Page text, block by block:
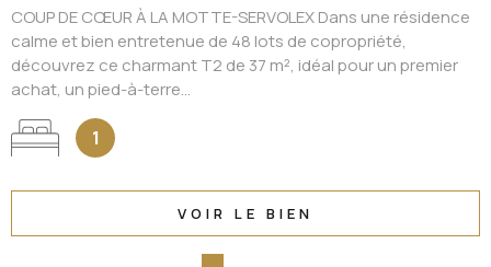
COUP DE CŒUR À LA MOTTE-SERVOLEX Dans une résidence
calme et bien entretenue de 48 lots de copropriété,
découvrez ce charmant T2 de 37 m², idéal pour un premier
achat, un pied-à-terre...
1
VOIR LE BIEN